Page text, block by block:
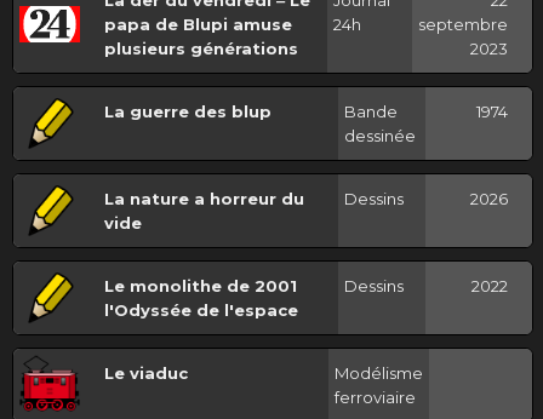
papa de Blupi amuse
plusieurs générations
24h
septembre
2023
La guerre des blup
Bande
dessinée
1974
La nature a horreur du
vide
Dessins 2026
Le monolithe de 2001
l'Odyssée de l'espace
Dessins 2022
Le viaduc
Modélisme
ferroviaire